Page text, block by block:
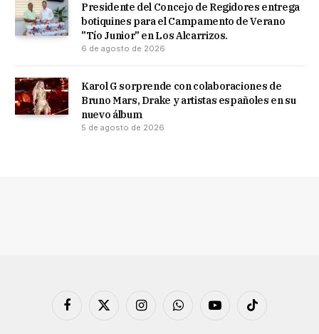
Presidente del Concejo de Regidores entrega
botiquines para el Campamento de Verano
"Tío Junior" en Los Alcarrizos.
6 de agosto de 2026
Karol G sorprende con colaboraciones de
Bruno Mars, Drake y artistas españoles en su
nuevo álbum
5 de agosto de 2026
Facebook
X
InstagramWhatsAppYouTubeTikTok